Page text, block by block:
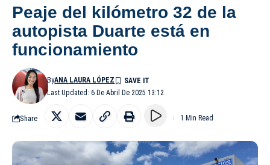
Peaje del kilómetro 32 de la
autopista Duarte está en
funcionamiento
Last Updated: 6 De Abril De 2025 13:12
ByANA LAURA LÓPEZ
Share 1 Min Read